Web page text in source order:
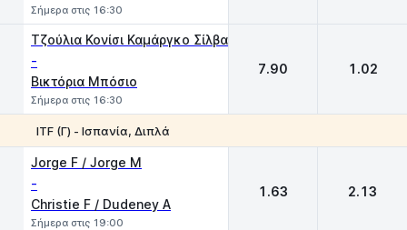
Σήμερα στις 16:30
Τζούλια Κονίσι Καμάργκο Σίλβα
-
Βικτόρια Μπόσιο
Σήμερα στις 16:30
7.90 1.02
ITF (Γ) - Ισπανία, Διπλά
Jorge F / Jorge M
-
Christie F / Dudeney A
Σήμερα στις 19:00
1.63 2.13